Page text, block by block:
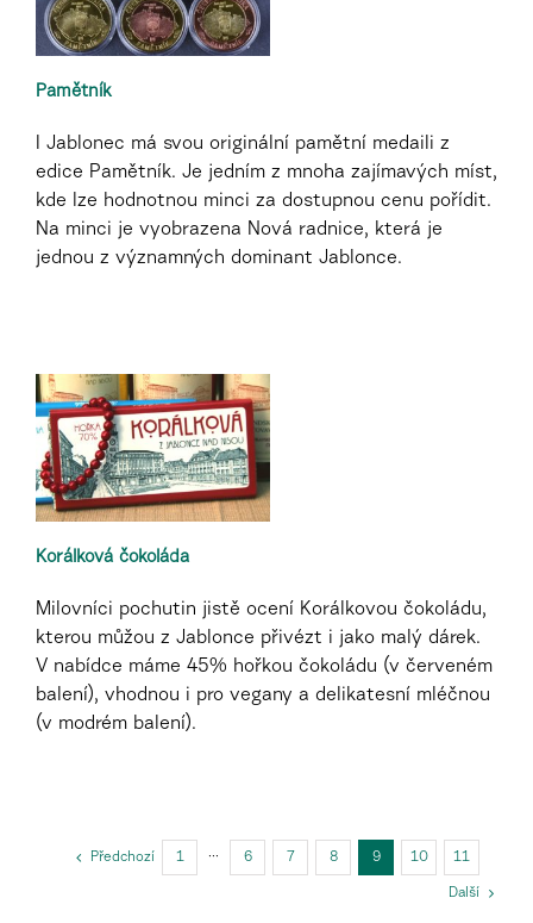
Pamětník
I Jablonec má svou originální pamětní medaili z
edice Pamětník. Je jedním z mnoha zajímavých míst,
kde lze hodnotnou minci za dostupnou cenu pořídit.
Na minci je vyobrazena Nová radnice, která je
jednou z významných dominant Jablonce.
Korálková čokoláda
Milovníci pochutin jistě ocení Korálkovou čokoládu,
kterou můžou z Jablonce přivézt i jako malý dárek.
V nabídce máme 45% hořkou čokoládu (v červeném
balení), vhodnou i pro vegany a delikatesní mléčnou
(v modrém balení).
Předchozí 1 ··· 6 7 8 9 10 11
Další